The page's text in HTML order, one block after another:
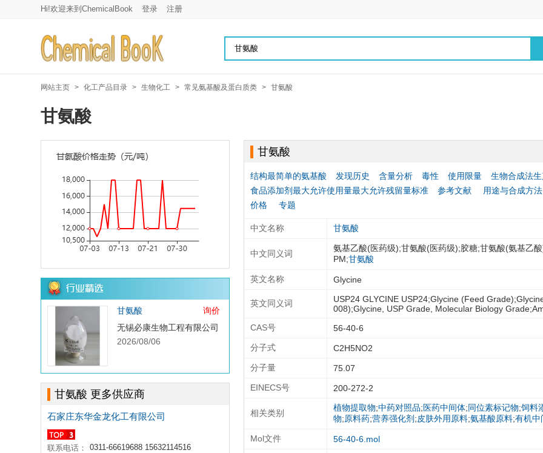
Hi!欢迎来到ChemicalBook 登录 注册
网站主页 > 化工产品目录 > 生物化工 > 常见氨基酸及蛋白质类 > 甘氨酸
甘氨酸
甘氨酸
询价
无锡必康生物工程有限公司
2026/08/06
甘氨酸 更多供应商
石家庄东华金龙化工有限公司
联系电话：
0311-66619688 15632114516
甘氨酸
结构最简单的氨基酸 发现历史 含量分析 毒性 使用限量
生物合成法
食品添加剂最大允许使用量最大允许残留量标准
参考文献
用途与合成方法
价格
专题
中文名称 甘氨酸
中文同义词
氨基乙酸(医药级);甘氨酸(医药级);胶糖;甘氨酸(氨基乙
PM;甘氨酸
英文名称 Glycine
英文同义词
USP24 GLYCINE USP24;Glycine (Feed
008);Glycine, USP Grade, Molecular Biology
CAS号
56-40-6
分子式
C2H5NO2
分子量
75.07
EINECS号
200-272-2
相关类别
植物提取物;中药对照品;医药中间体;同位素标记物;饲料
物;原料药;营养强化剂 ;皮肤外用原料;氨基酸原料;有机中
Mol文件 56-40-6.mol